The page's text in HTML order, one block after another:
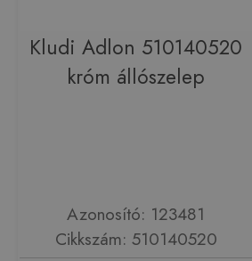
Kludi Adlon 510140520
króm állószelep
Azonosító: 123481
Cikkszám: 510140520